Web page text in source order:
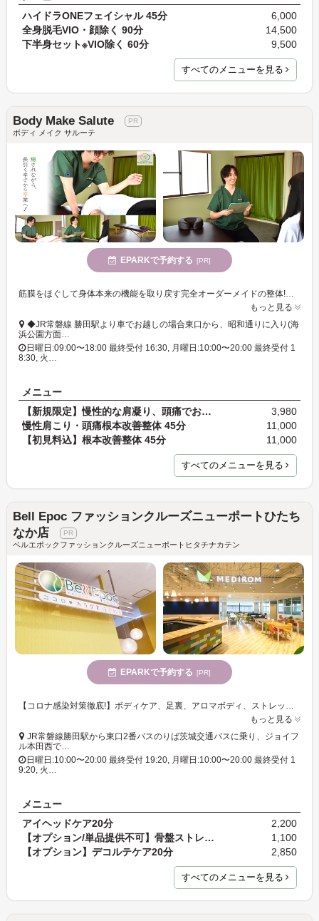
ハイドラONEフェイシャル 45分
6,000
全身脱毛VIO・顔除く 90分
14,500
下半身セット※VIO除く 60分
9,500
すべてのメニューを見る
Body Make Salute
ボディ メイク サルーテ
EPARKで予約する [PR]
筋膜をほぐして身体本来の機能を取り戻す完全オーダーメイドの整体!身体のプロが充実した毎日を送れるよう徹底サポート☆
もっと見る
◆JR常磐線 勝田駅より車でお越しの場合東口から、昭和通りに入り(海
浜公園方面…
日曜日:09:00〜18:00 最終受付 16:30, 月曜日:10:00〜20:00 最終受付 1
8:30, 火…
メニュー
【新規限定】慢性的な肩凝り、頭痛でお悩みの方★根本…
3,980
慢性肩こり・頭痛根本改善整体 45分
11,000
【初見料込】根本改善整体 45分
11,000
すべてのメニューを見る
Bell Epoc ファッションクルーズニューポートひたち
なか店
ベルエポックファッションクルーズニューポートヒタチナカテン
EPARKで予約する [PR]
【コロナ感染対策徹底!】ボディケア、足裏、アロマボディ、ストレッチ、アイヘッド等多彩なコースが魅力のリラクゼーションサロン♪全国44店舗展開大手サロン☆ファッションクルーズニューポートひたちなか店2F
もっと見る
JR常磐線勝田駅から東口2番バスのりば茨城交通バスに乗り、ジョイフ
ル本田西で…
日曜日:10:00〜20:00 最終受付 19:20, 月曜日:10:00〜20:00 最終受付 1
9:20, 火…
メニュー
アイヘッドケア20分
2,200
【オプション/単品提供不可】骨盤ストレッチ10分
1,100
【オプション】デコルテケア20分
2,850
すべてのメニューを見る